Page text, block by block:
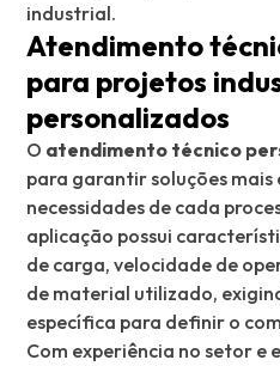
industrial.
Atendimento
para projetos
personalizados
O atendimento técnico
para garantir soluções
necessidades de cada
aplicação possui
de carga, velocidade de
de material utilizado,
específica para definir o
Com experiência no setor e